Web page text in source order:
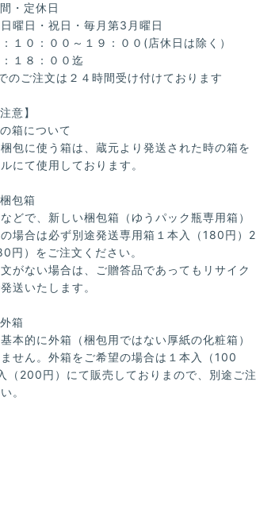
・定休日
曜日・祝日・毎月第3月曜日
１０：００～１９：００(店休日は除く）
１８：００迄
のご注文は２４時間受け付けております
意】
箱について
包に使う箱は、蔵元より発送された時の箱を
にて使用しております。
包箱
どで、新しい梱包箱（ゆうパック瓶専用箱）
場合は必ず別途発送専用箱１本入（180円）2
円）をご注文ください。
がない場合は、ご贈答品であってもリサイク
送いたします。
箱
本的に外箱（梱包用ではない厚紙の化粧箱）
せん。外箱をご希望の場合は１本入（100
（200円）にて販売しておりまので、別途ご注
。